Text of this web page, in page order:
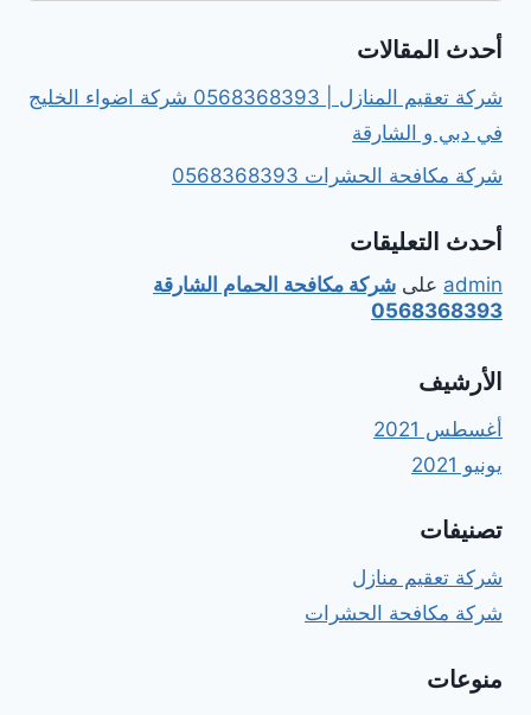
أحدث المقالات
شركة تعقيم المنازل | 0568368393 شركة اضواء الخليج
في دبي و الشارقة
شركة مكافحة الحشرات 0568368393
أحدث التعليقات
admin على شركة مكافحة الحمام الشارقة
0568368393
الأرشيف
أغسطس 2021
يونيو 2021
تصنيفات
شركة تعقيم منازل
شركة مكافحة الحشرات
منوعات